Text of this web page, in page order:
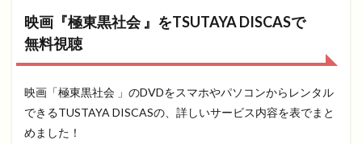
映画『極東黒社会 』をTSUTAYA DISCASで
無料視聴
映画「極東黒社会 」のDVDをスマホやパソコンからレンタル
できるTUSTAYA DISCASの、詳しいサービス内容を表でまと
めました！